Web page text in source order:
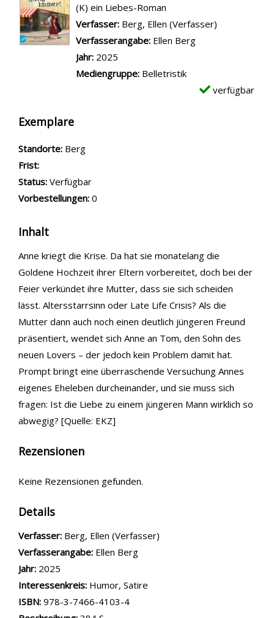
(K) ein Liebes-Roman
Verfasser: Suche nach diesem Verfasser
Berg, Ellen (Verfasser)
Verfasserangabe: Ellen Berg
Jahr: 2025
Mediengruppe: Belletristik
verfügbar
Exemplare
Standorte: Berg
Frist:
Status: Verfügbar
Vorbestellungen: 0
Inhalt
Anne kriegt die Krise. Da hat sie monatelang die
Goldene Hochzeit ihrer Eltern vorbereitet, doch bei der
Feier verkündet ihre Mutter, dass sie sich scheiden
lässt. Altersstarrsinn oder Late Life Crisis? Als die
Mutter dann auch noch einen deutlich jüngeren Freund
präsentiert, wendet sich Anne an Tom, den Sohn des
neuen Lovers – der jedoch kein Problem damit hat.
Prompt bringt eine überraschende Versuchung Annes
eigenes Eheleben durcheinander, und sie muss sich
fragen: Ist die Liebe zu einem jüngeren Mann wirklich so
abwegig? [Quelle: EKZ]
Rezensionen
Keine Rezensionen gefunden.
Details
Verfasser: Suche nach diesem Verfasser
Berg, Ellen (Verfasser)
Verfasserangabe: Ellen Berg
Jahr: 2025
opens in new tab
Diesen Link in neuem Tab öffnen
Suche nach dieser Systematik
Interessenkreis: Suche nach diesem Interessenskreis
Humor, Satire
ISBN: 978-3-7466-4103-4